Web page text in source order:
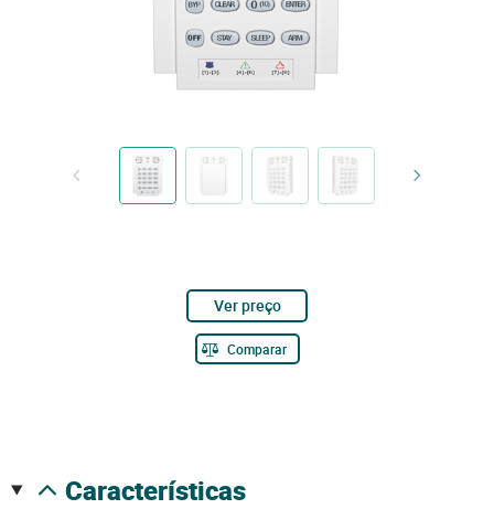
Ver preço
Comparar
características